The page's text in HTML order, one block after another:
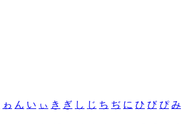
ゎ ん い ぃ き ぎ し じ ち ぢ に ひ び ぴ み